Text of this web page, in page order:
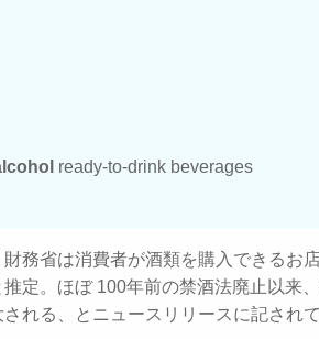
ready-to-drink beverages
務省は消費者が酒類を購入できるお
定。ほぼ 100年前の禁酒法廃止以来
れる、とニュースリリースに記されて